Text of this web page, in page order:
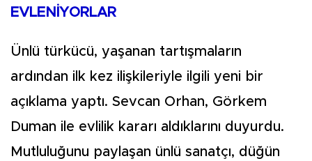
EVLENİYORLAR
Ünlü türkücü, yaşanan tartışmaların
ardından ilk kez ilişkileriyle ilgili yeni bir
açıklama yaptı. Sevcan Orhan, Görkem
Duman ile evlilik kararı aldıklarını duyurdu.
Mutluluğunu paylaşan ünlü sanatçı, düğün